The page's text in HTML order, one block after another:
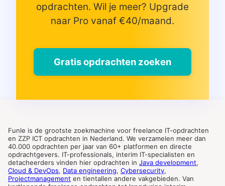
opdrachten. Wil je meer? Upgrade
naar Pro vanaf €40/maand.
Gratis opdrachten zoeken
Funle is de grootste zoekmachine voor freelance IT-opdrachten
en ZZP ICT opdrachten in Nederland. We verzamelen meer dan
40.000 opdrachten per jaar van 60+ platformen en directe
opdrachtgevers. IT-professionals, interim IT-specialisten en
detacheerders vinden hier opdrachten in Java development,
Cloud & DevOps, Data engineering, Cybersecurity,
Projectmanagement en tientallen andere vakgebieden. Van